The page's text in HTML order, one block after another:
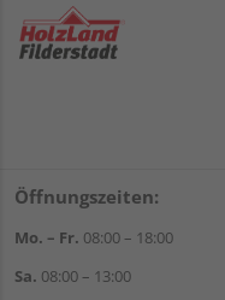
Öffnungszeiten:
Mo. – Fr. 08:00 – 18:00
Sa. 08:00 – 13:00